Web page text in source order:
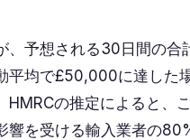
、予想される30日間の合
平均で£50,000に達した
HMRCの推定によると、
響を受ける輸入業者の